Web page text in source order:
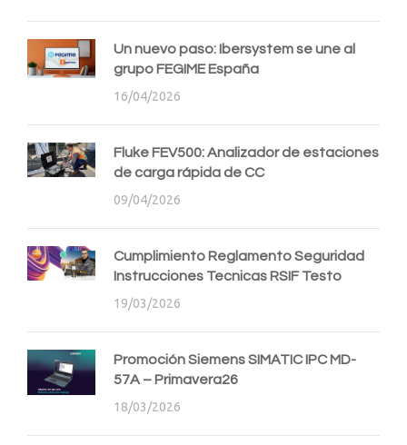
Un nuevo paso: Ibersystem se une al
grupo FEGIME España
16/04/2026
Fluke FEV500: Analizador de estaciones
de carga rápida de CC
09/04/2026
Cumplimiento Reglamento Seguridad
Instrucciones Tecnicas RSIF Testo
19/03/2026
Promoción Siemens SIMATIC IPC MD-
57A – Primavera26
18/03/2026